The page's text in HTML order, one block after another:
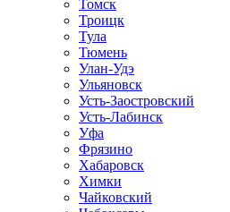
Томск
Троицк
Тула
Тюмень
Улан-Удэ
Ульяновск
Усть-Заостровский
Усть-Лабинск
Уфа
Фрязино
Хабаровск
Химки
Чайковский